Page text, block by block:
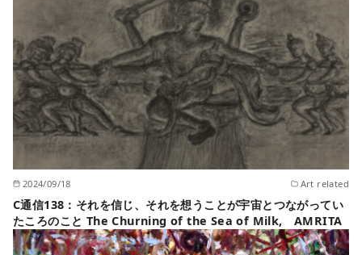
2024/09/18 Art related
C通信138：それを信じ、それを想うことが宇宙とつながってい
たころのこと The Churning of the Sea of Milk, AMRITA